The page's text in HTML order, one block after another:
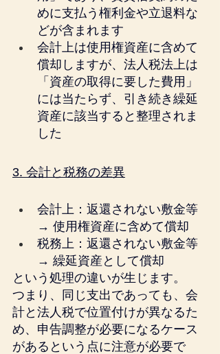
めに支払う権利金や立退料な
どが含まれます
会計上は使用権資産に含めて
償却しますが、法人税法上は
「資産の取得に要した費用」
には当たらず、引き続き繰延
資産に該当すると整理されま
した
3. 会計と税務の差異
会計上：返還されない敷金等
→ 使用権資産に含めて償却
税務上：返還されない敷金等
→ 繰延資産として償却
という処理の違いが生じます。
つまり、同じ支出であっても、会
計と法人税で位置付けが異なるた
め、申告調整が必要になるケース
があるという点に注意が必要で